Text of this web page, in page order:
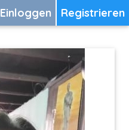
Registrieren
Einloggen